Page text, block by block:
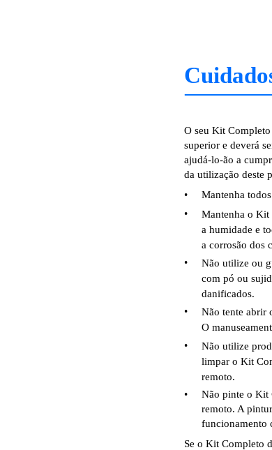
O seu Kit
superior e deverá
ajudá-lo-ão a
da utilização deste
•
Mantenha
•
Mantenha o Kit
a humidade e
a corrosão dos
•
Não utilize ou
com pó ou
danificados.
•
Não tente abrir
O
•
Não utilize
limpar o Kit
remoto.
•
Não pinte o Kit
remoto. A
funcionamento
Se o Kit Completo